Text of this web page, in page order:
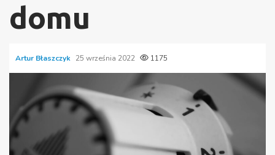
domu
Artur Błaszczyk 25 września 2022 1175